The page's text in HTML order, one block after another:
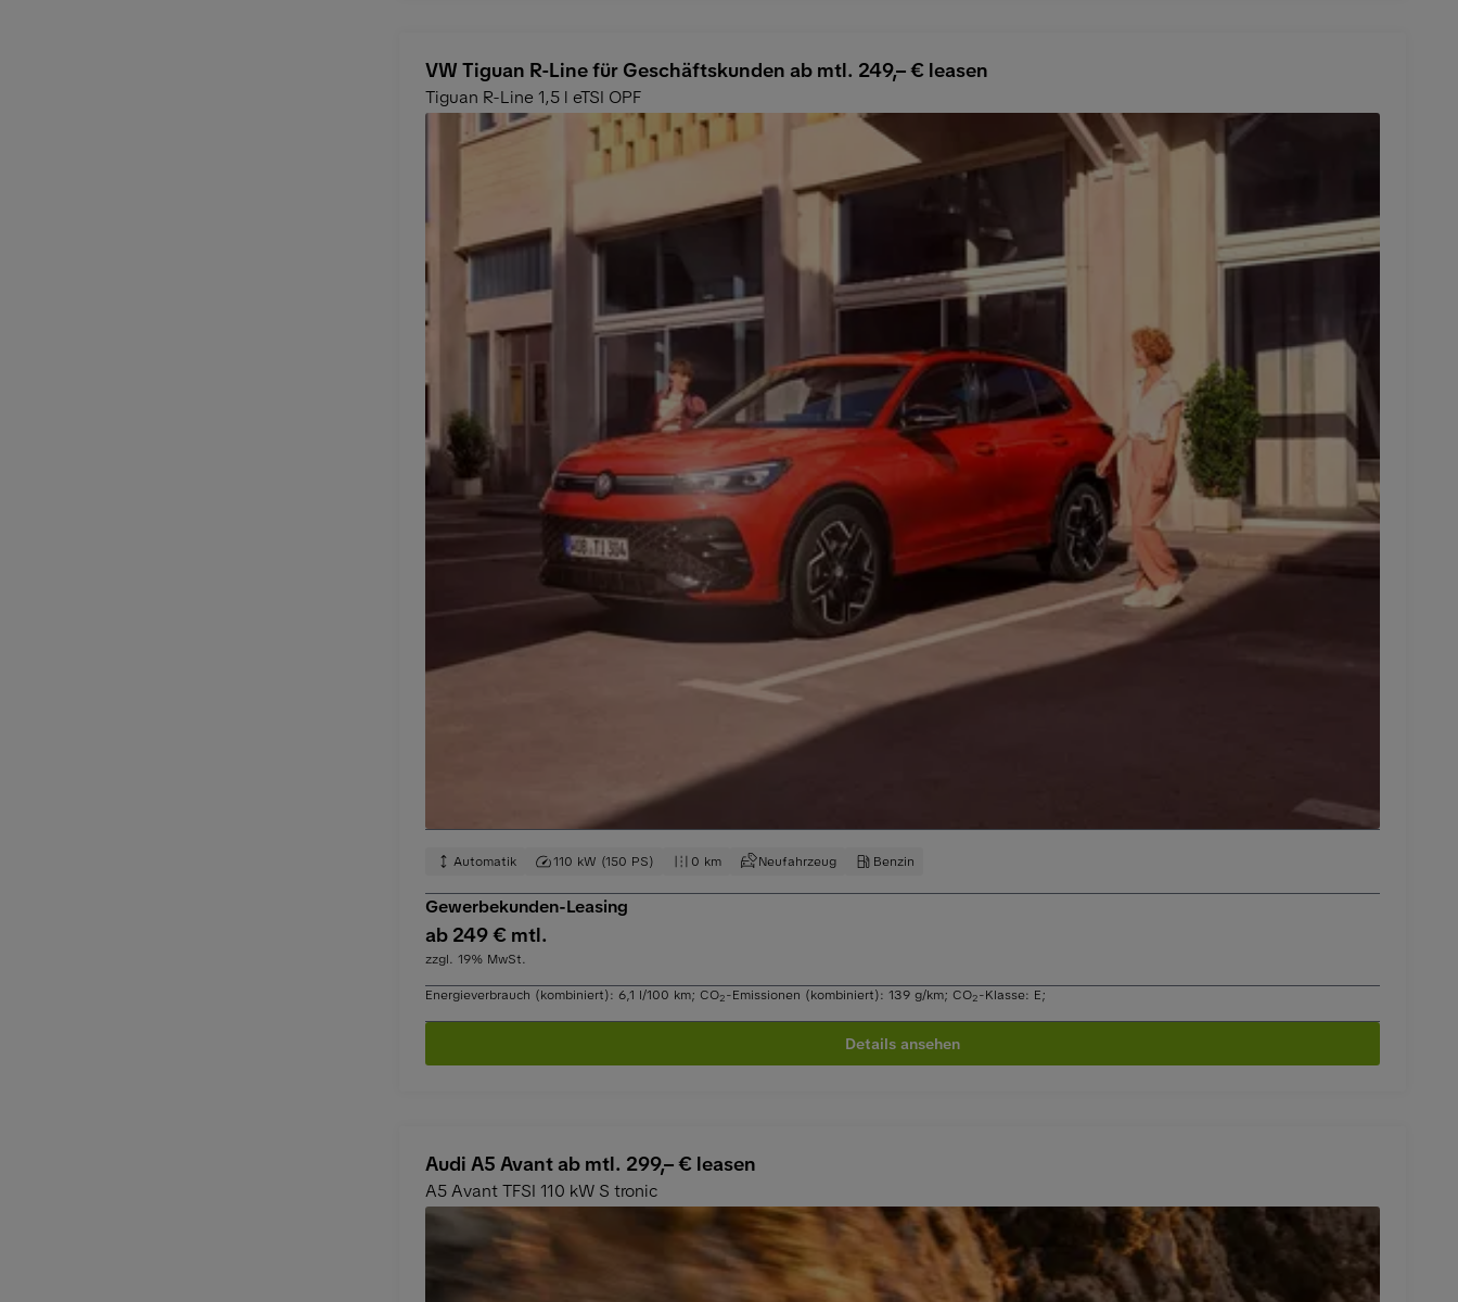
VW Tiguan R-Line für Geschäftskunden ab mtl. 249,– € leasen
Tiguan R-Line 1,5 l eTSI OPF
Automatik 110 kW (150 PS) 0 km Neufahrzeug Benzin
Gewerbekunden-Leasing
ab 249 € mtl.
zzgl. 19% MwSt.
Energieverbrauch (kombiniert): 6,1 l/100 km; CO2-Emissionen (kombiniert): 139 g/km; CO2-Klasse: E;
Details ansehen
Audi A5 Avant ab mtl. 299,– € leasen
A5 Avant TFSI 110 kW S tronic